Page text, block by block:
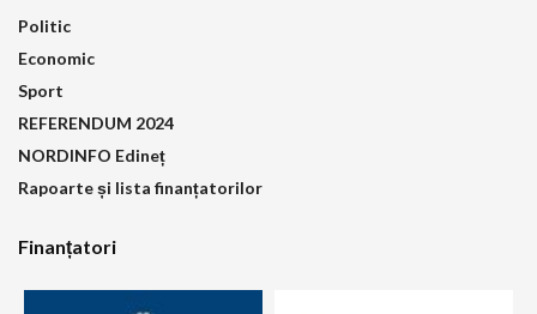
Politic
Economic
Sport
REFERENDUM 2024
NORDINFO Edineț
Rapoarte și lista finanțatorilor
Finanțatori